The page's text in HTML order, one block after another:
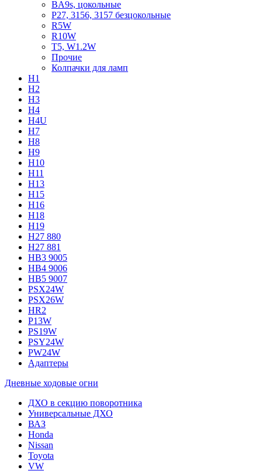
BA9s, цокольные
P27, 3156, 3157 безцокольные
R5W
R10W
T5, W1.2W
Прочие
Колпачки для ламп
H1
H2
H3
H4
H4U
H7
H8
H9
H10
H11
H13
H15
H16
H18
H19
H27 880
H27 881
HB3 9005
HB4 9006
HB5 9007
PSX24W
PSX26W
HR2
P13W
PS19W
PSY24W
PW24W
Адаптеры
Дневные ходовые огни
ДХО в секцию поворотника
Универсальные ДХО
ВАЗ
Honda
Nissan
Toyota
VW